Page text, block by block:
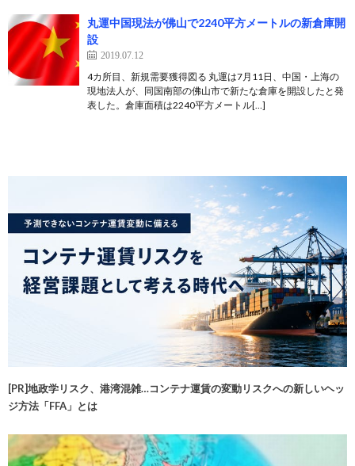
丸運中国現法が佛山で2240平方メートルの新倉庫開
設
2019.07.12
4カ所目、新規需要獲得図る 丸運は7月11日、中国・上海の
現地法人が、同国南部の佛山市で新たな倉庫を開設したと発
表した。倉庫面積は2240平方メートル[…]
[PR]地政学リスク、港湾混雑…コンテナ運賃の変動リスクへの新しいヘッ
ジ方法「FFA」とは